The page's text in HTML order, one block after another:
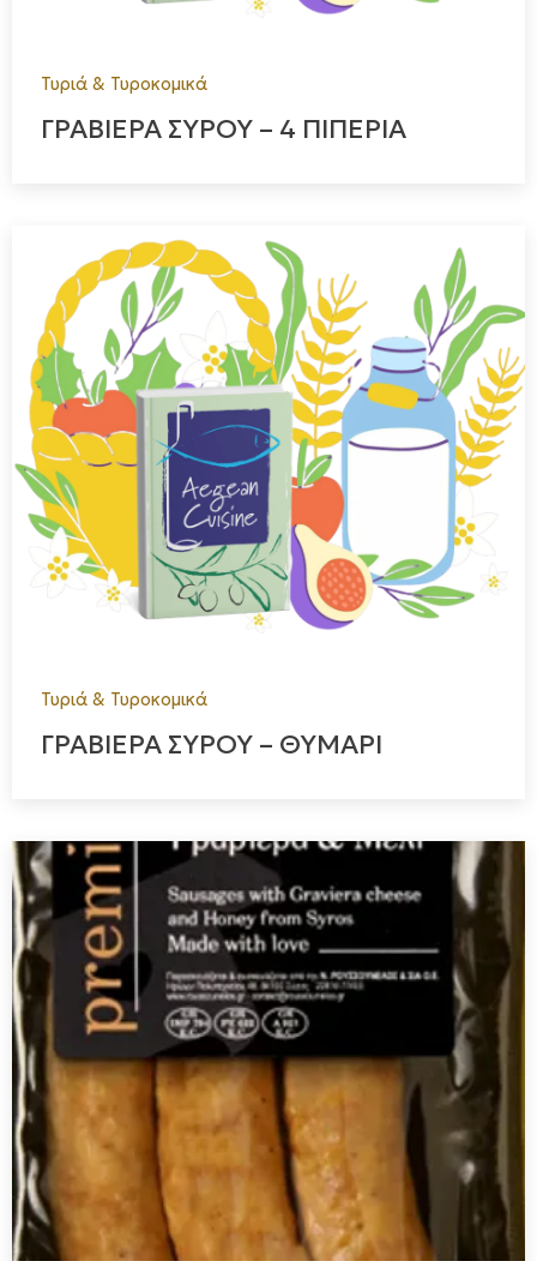
Τυριά & Τυροκομικά
ΓΡΑΒΙΕΡΑ ΣΥΡΟΥ – 4 ΠΙΠΕΡΙΑ
Τυριά & Τυροκομικά
ΓΡΑΒΙΕΡΑ ΣΥΡΟΥ – ΘΥΜΑΡΙ